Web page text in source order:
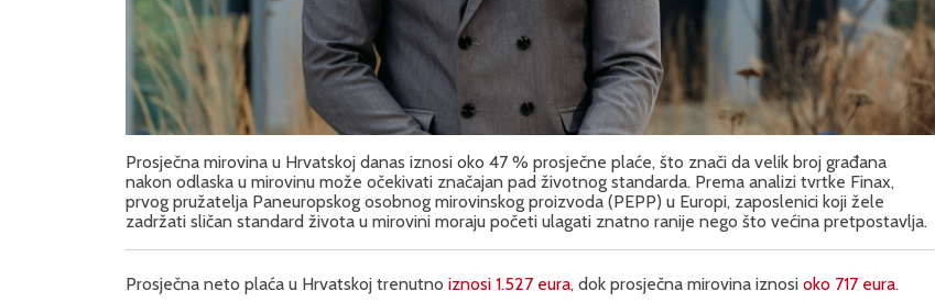
Prosječna mirovina u Hrvatskoj danas iznosi oko 47 % prosječne plaće, što znači da velik broj građana
nakon odlaska u mirovinu može očekivati značajan pad životnog standarda. Prema analizi tvrtke Finax,
prvog pružatelja Paneuropskog osobnog mirovinskog proizvoda (PEPP) u Europi, zaposlenici koji žele
zadržati sličan standard života u mirovini moraju početi ulagati znatno ranije nego što većina pretpostavlja.
Prosječna neto plaća u Hrvatskoj trenutno iznosi 1.527 eura, dok prosječna mirovina iznosi oko 717 eura.